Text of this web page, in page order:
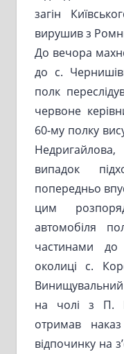
загін
вирушив з
До вечора
до с.
полк
червоне
60-му полку
випадок
попередньо
цим
автомобіля
частинами до
околиці с.
на чолі з П.
отримав
відпочинку на